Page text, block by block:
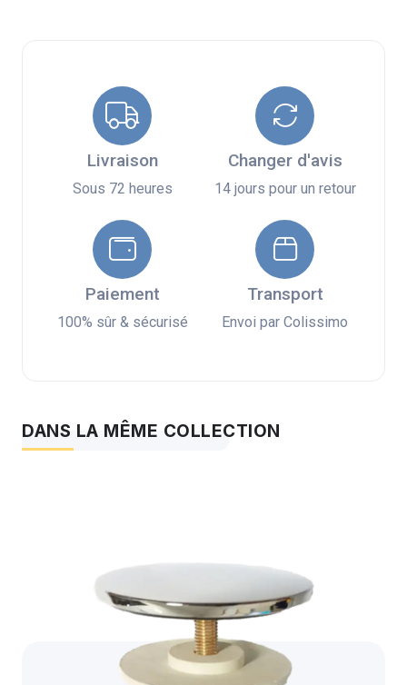
Livraison
Sous 72 heures
Changer d'avis
14 jours pour un retour
Paiement
100% sûr & sécurisé
Transport
Envoi par Colissimo
DANS LA MÊME COLLECTION